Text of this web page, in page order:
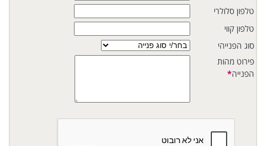
טלפון סלולרי
טלפון קווי
סוג הפנייהי
פירוט מהות
הפנייה*